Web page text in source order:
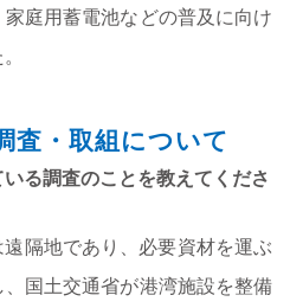
庭用蓄電池などの普及に向け
・取組について
る調査のことを教えてくださ
隔地であり、必要資材を運ぶ
国土交通省が港湾施設を整備